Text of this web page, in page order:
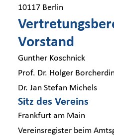
10117 Berlin
Vorstand
Gunther Koschnick
Prof. Dr. Holger
Dr. Jan Stefan Michels
Sitz des Vereins
Frankfurt am Main
Vereinsregister beim